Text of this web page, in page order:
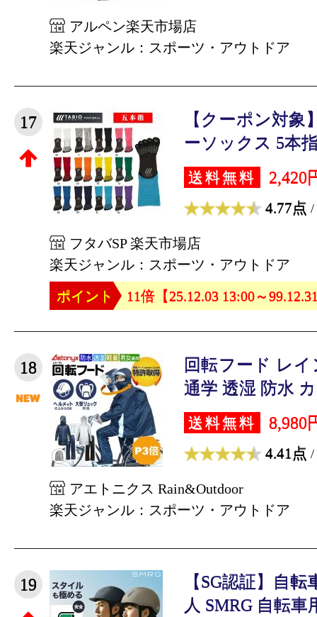
アルペン楽天市場店
楽天ジャンル：スポーツ・アウトドア
17
【クーポン対
ーソックス 5本
送料無料 2,420
4.77点 /
フタバSP 楽天市場店
楽天ジャンル：スポーツ・アウトドア
ポイント
11倍【25.12.03 13:00～
18
回転フード レ
通学 透湿 防水
送料無料 8,980
4.41点 /
アエトニクス Rain&Outdoor
楽天ジャンル：スポーツ・アウトドア
19
【SG認証】自
人 SMRG 自転車